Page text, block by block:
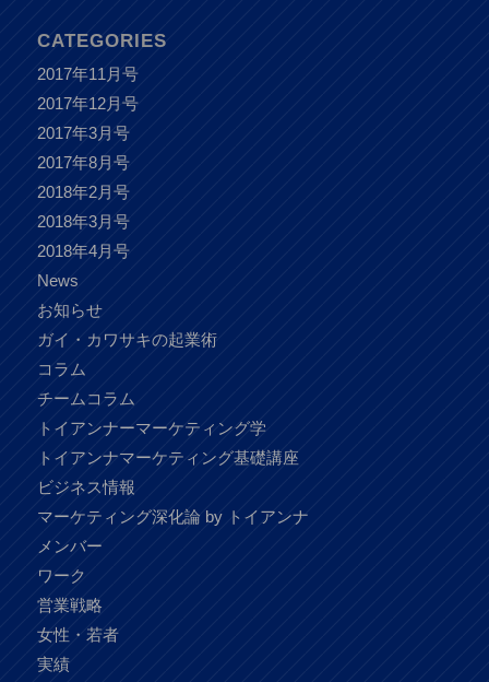
CATEGORIES
2017年11月号
2017年12月号
2017年3月号
2017年8月号
2018年2月号
2018年3月号
2018年4月号
News
お知らせ
ガイ・カワサキの起業術
コラム
チームコラム
トイアンナーマーケティング学
トイアンナマーケティング基礎講座
ビジネス情報
マーケティング深化論 by トイアンナ
メンバー
ワーク
営業戦略
女性・若者
実績